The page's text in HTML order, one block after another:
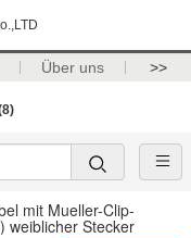
Über uns >>
mit Mueller-Clip-
weiblicher Stecker